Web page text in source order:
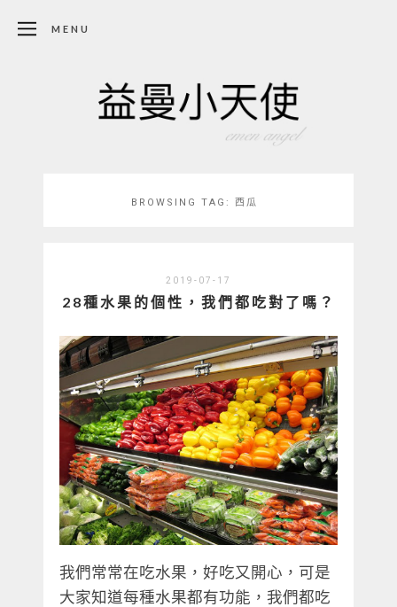
MENU
BROWSING TAG: 西瓜
2019-07-17
28種水果的個性，我們都吃對了嗎？
我們常常在吃水果，好吃又開心，可是
大家知道每種水果都有功能，我們都吃